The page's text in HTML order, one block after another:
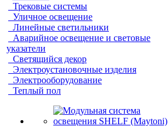
Трековые системы
Уличное освещение
Линейные светильники
Аварийное освещение и световые
указатели
Светящийся декор
Электроустановочные изделия
Электрооборудование
Теплый пол